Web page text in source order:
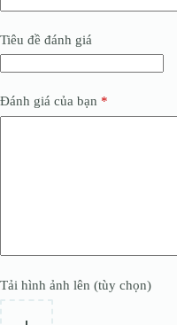
Tiêu đề đánh giá
Đánh giá của bạn *
Tải hình ảnh lên (tùy chọn)